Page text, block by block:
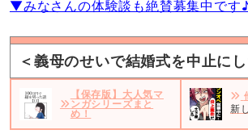
▼みなさんの体験談も絶賛募集中で
＜義母のせいで結婚式を中止に
【保存版】大人気マ
ンガシリーズまと
め！
新